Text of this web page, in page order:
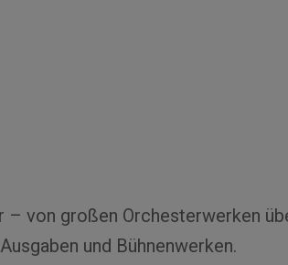
von großen Orchesterwerken
und Bühnenwerken.